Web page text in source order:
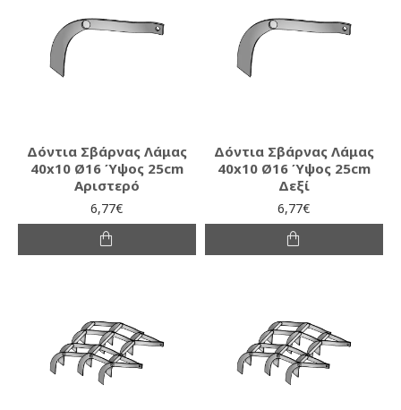
Δόντια Σβάρνας Λάμας
40x10 Ø16 Ύψος 25cm
Αριστερό
6,77€
Δόντια Σβάρνας Λάμας
40x10 Ø16 Ύψος 25cm
Δεξί
6,77€